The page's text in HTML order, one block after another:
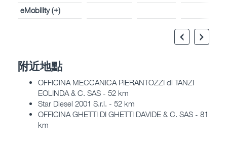
eMobility (+)
附近地點
OFFICINA MECCANICA PIERANTOZZI di TANZI
EOLINDA & C. SAS - 52 km
Star Diesel 2001 S.r.l. - 52 km
OFFICINA GHETTI DI GHETTI DAVIDE & C. SAS - 81
km